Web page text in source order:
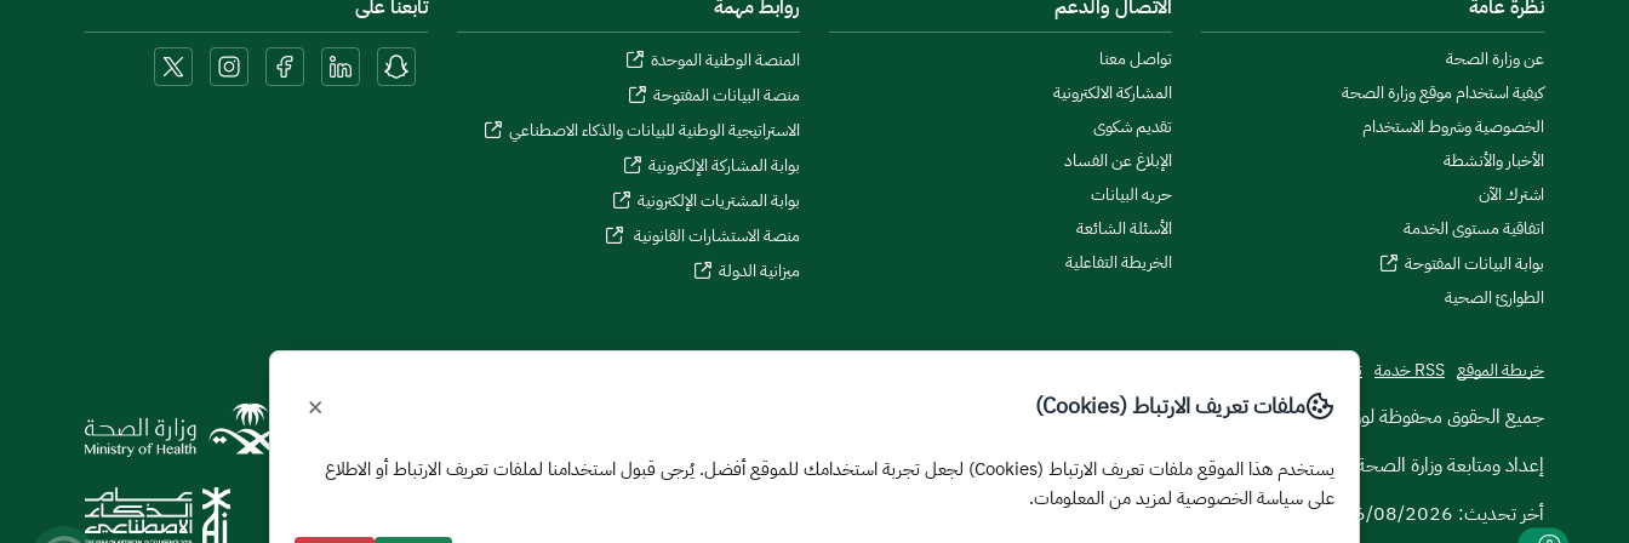
نظرة عامة
عن وزارة الصحة
كيفية استخدام موقع وزارة الصحة
الخصوصية وشروط الاستخدام
الأخبار والأنشطة
اشترك الآن
اتفاقية مستوى الخدمة
بوابة البيانات المفتوحة
الطوارئ الصحية
الاتصال والدعم
تواصل معنا
المشاركة الالكترونية
تقديم شكوى
الإبلاغ عن الفساد
حريه البيانات
الأسئلة الشائعة
الخريطة التفاعلية
روابط مهمة
المنصة الوطنية الموحدة
منصة البيانات المفتوحة
الاستراتيجية الوطنية للبيانات والذكاء الاصطناعي
بوابة المشاركة الإلكترونية
بوابة المشتريات الإلكترونية
منصة الاستشارات القانونية
ميزانية الدولة
تابعنا على
خريطة الموقع RSS خدمة تطبيقات الجوال
© جميع الحقوق محفوظة لوزارة الصحة2026
إعداد ومتابعة وزارة الصحة
أخر تحديث: 06/08/2026
ملفات تعريف الارتباط (Cookies) ×
يستخدم هذا الموقع ملفات تعريف الارتباط (Cookies) لجعل تجربة استخدامك للموقع أفضل. يُرجى قبول استخدامنا لملفات تعريف الارتباط أو الاطلاع
على سياسة الخصوصية لمزيد من المعلومات.